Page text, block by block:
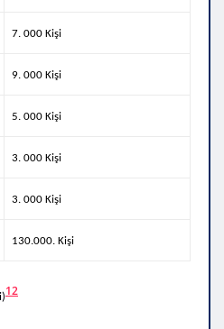
7. 000 Kişi
9. 000 Kişi
5. 000 Kişi
3. 000 Kişi
3. 000 Kişi
130.000. Kişi
12